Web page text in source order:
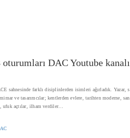
oturumları DAC Youtube
sahnesinde farklı disiplinlerden isimleri ağırladık. Yazar,
ve tasarımcılar; kentlerden evlere, tarihten moderne,
ufuk açtılar, ilham verdiler…